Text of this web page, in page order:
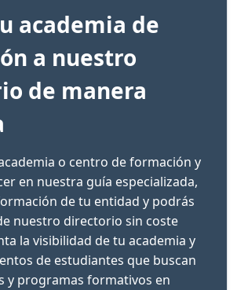
academia de
a nuestro
de manera
o centro de formación y
en nuestra guía especializada,
de tu entidad y podrás
nuestro directorio sin coste
la visibilidad de tu academia y
de estudiantes que buscan
y programas formativos en